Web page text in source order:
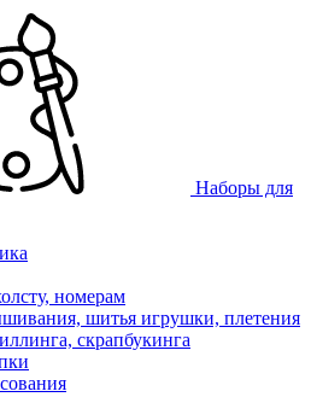
Наборы для
номерам
шитья игрушки, плетения
скрапбукинга